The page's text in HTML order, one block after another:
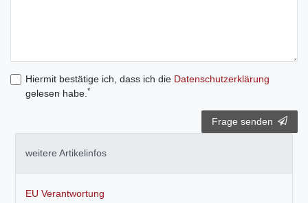
Hiermit bestätige ich, dass ich die Daten­schutz­erklärung
gelesen habe. *
Frage senden
weitere Artikelinfos
EU Verantwortung